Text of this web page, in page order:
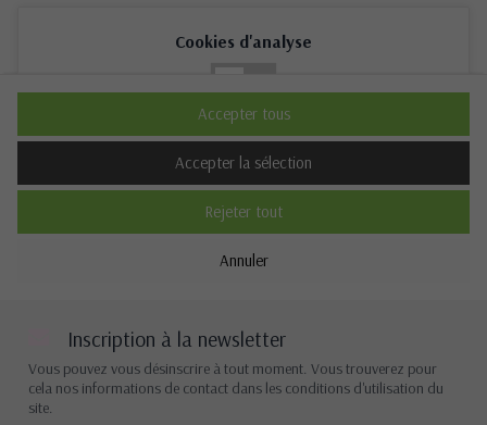
Cookies d'analyse
Description
Cookies de performance
Annuler
Rejeter tout
Accepter la sélection
Accepter tous
Inscription à la newsletter
Vous pouvez vous désinscrire à tout moment. Vous trouverez pour
cela nos informations de contact dans les conditions d'utilisation du
site.